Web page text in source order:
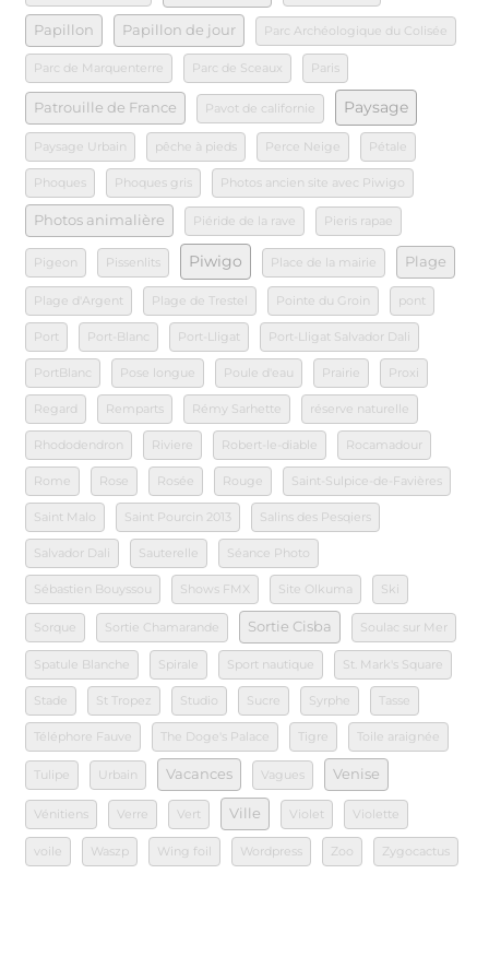
Papillon Papillon de jour Parc Archéologique du Colisée
Parc de Marquenterre Parc de Sceaux Paris
Patrouille de France Pavot de californie Paysage
Paysage Urbain pêche à pieds Perce Neige Pétale
Phoques Phoques gris Photos ancien site avec Piwigo
Photos animalière Piéride de la rave Pieris rapae
Pigeon Pissenlits Piwigo Place de la mairie Plage
Plage d'Argent Plage de Trestel Pointe du Groin pont
Port Port-Blanc Port-Lligat Port-Lligat Salvador Dali
PortBlanc Pose longue Poule d'eau Prairie Proxi
Regard Remparts Rémy Sarhette réserve naturelle
Rhododendron Riviere Robert-le-diable Rocamadour
Rome Rose Rosée Rouge Saint-Sulpice-de-Favières
Saint Malo Saint Pourcin 2013 Salins des Pesqiers
Salvador Dali Sauterelle Séance Photo
Sébastien Bouyssou Shows FMX Site Olkuma Ski
Sorque Sortie Chamarande Sortie Cisba Soulac sur Mer
Spatule Blanche Spirale Sport nautique St. Mark's Square
Stade St Tropez Studio Sucre Syrphe Tasse
Téléphore Fauve The Doge's Palace Tigre Toile araignée
Tulipe Urbain Vacances Vagues Venise
Vénitiens Verre Vert Ville Violet Violette
voile Waszp Wing foil Wordpress Zoo Zygocactus